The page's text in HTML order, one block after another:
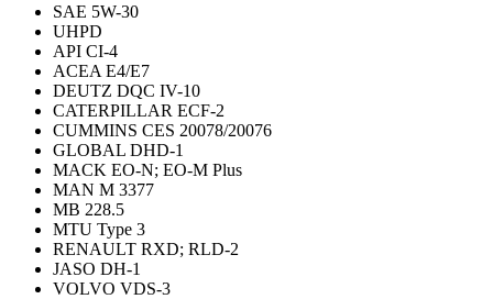
SAE 5W-30
UHPD
API CI-4
ACEA E4/E7
DEUTZ DQC IV-10
CATERPILLAR ECF-2
CUMMINS CES 20078/20076
GLOBAL DHD-1
MACK EO-N; EO-M Plus
MAN M 3377
MB 228.5
MTU Type 3
RENAULT RXD; RLD-2
JASO DH-1
VOLVO VDS-3